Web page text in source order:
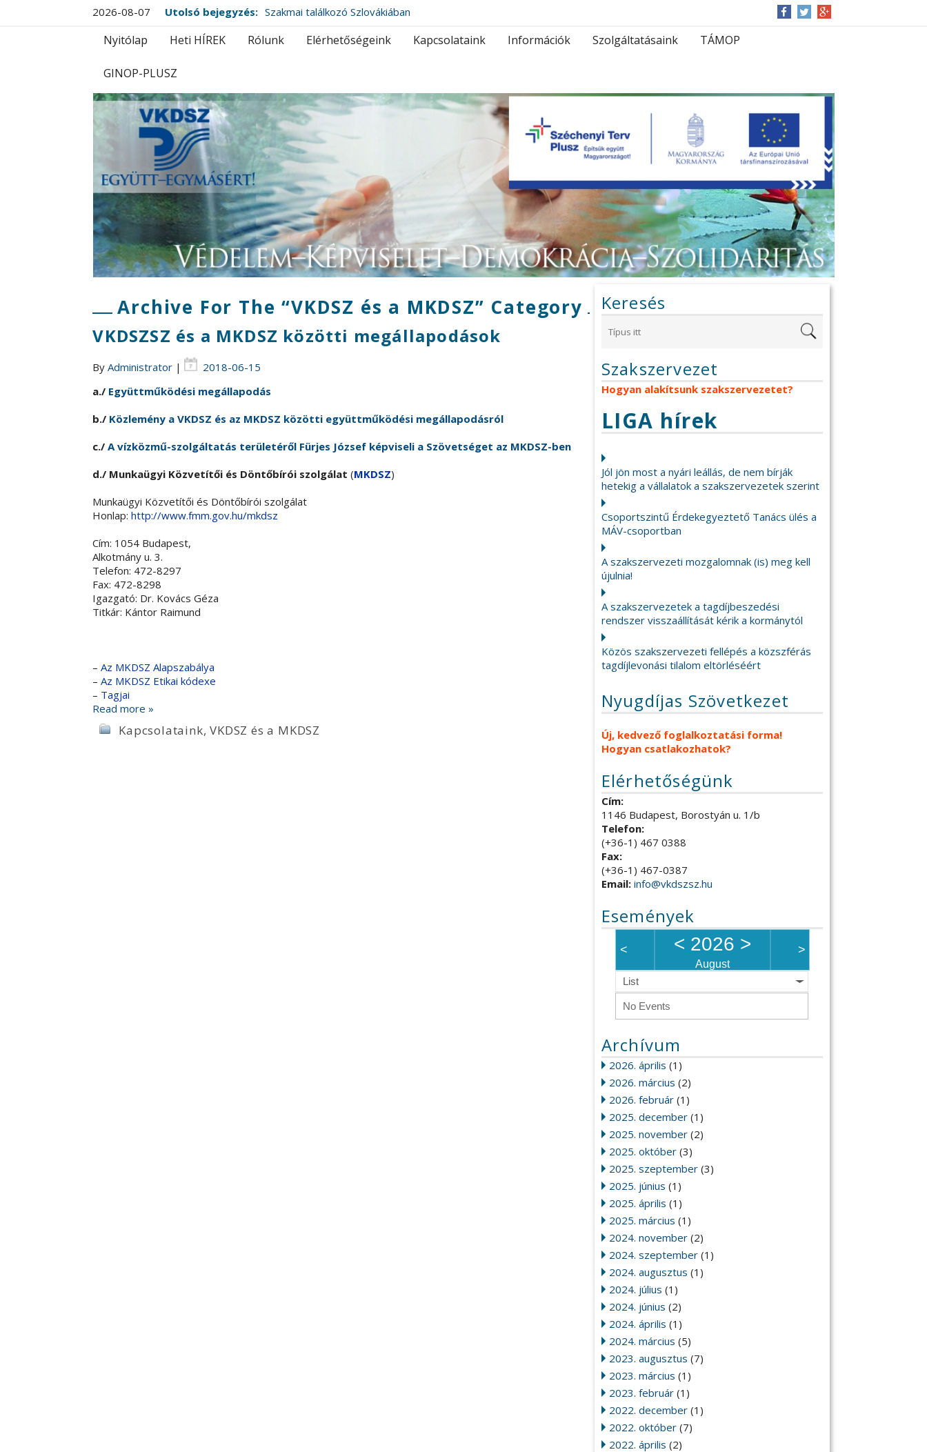
2026-08-07 Utolsó bejegyzés: Szakmai találkozó Szlovákiában
Nyitólap Heti HÍREK Rólunk Elérhetőségeink Kapcsolataink Információk Szolgáltatásaink TÁMOP
GINOP-PLUSZ
Keresés
Szakszervezet
Hogyan alakítsunk szakszervezetet?
LIGA hírek
Jól jön most a nyári leállás, de nem bírják
hetekig a vállalatok a szakszervezetek szerint
Csoportszintű Érdekegyeztető Tanács ülés a
MÁV-csoportban
A szakszervezeti mozgalomnak (is) meg kell
újulnia!
A szakszervezetek a tagdíjbeszedési
rendszer visszaállítását kérik a kormánytól
Közös szakszervezeti fellépés a közszférás
tagdíjlevonási tilalom eltörléséért
Nyugdíjas Szövetkezet
Új, kedvező foglalkoztatási forma!
Hogyan csatlakozhatok?
Elérhetőségünk
Cím:
1146 Budapest, Borostyán u. 1/b
Telefon:
(+36-1) 467 0388
Fax:
(+36-1) 467-0387
Email: info@vkdszsz.hu
Események
< < 2026 >
August
>
List
No Events
Archívum
2026. április (1)
2026. március (2)
2026. február(1)
2025. december(1)
2025. november(2)
2025. október(3)
2025. szeptember(3)
2025. június (1)
2025. április (1)
2025. március (1)
2024. november(2)
2024. szeptember(1)
2024. augusztus (1)
2024. július (1)
2024. június (2)
2024. április (1)
2024. március (5)
2023. augusztus (7)
2023. március (1)
2023. február(1)
2022. december(1)
2022. október(7)
2022. április (2)
Archive For The “VKDSZ és a MKDSZ” Category
VKDSZSZ és a MKDSZ közötti megállapodások
ByAdministrator |
2018-06-15
a./ Együttműködési megállapodás
b./ Közlemény a VKDSZ és az MKDSZ közötti együttműködési megállapodásról
c./A vízközmű-szolgáltatás területéről Fürjes József képviseli a Szövetséget az MKDSZ-ben
d./ Munkaügyi Közvetítői és Döntőbírói szolgálat (MKDSZ)
Munkaügyi Közvetítői és Döntőbírói szolgálat
Honlap:http://www.fmm.gov.hu/mkdsz
Cím: 1054 Budapest,
Alkotmány u. 3.
Telefon: 472-8297
Fax: 472-8298
Igazgató: Dr. Kovács Géza
Titkár: Kántor Raimund
–Az MKDSZ Alapszabálya
–Az MKDSZ Etikai kódexe
– Tagjai
Read more »
Kapcsolataink,VKDSZ és a MKDSZ